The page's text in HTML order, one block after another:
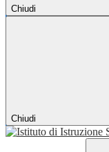
Chiudi
Chiudi